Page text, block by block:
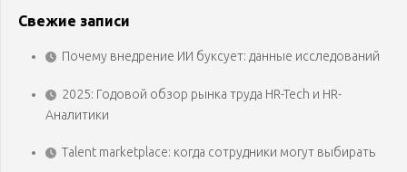
Свежие записи
Почему внедрение ИИ буксует: данные исследований
2025: Годовой обзор рынка труда HR-Tech и HR-
Аналитики
Talent marketplace: когда сотрудники могут выбирать